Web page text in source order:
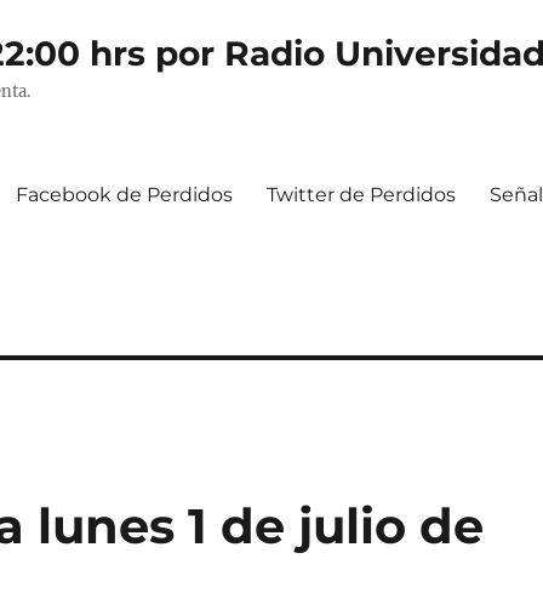
hrs por Radio
Facebook de Perdidos Twitter de Perdidos
lunes 1 de julio de